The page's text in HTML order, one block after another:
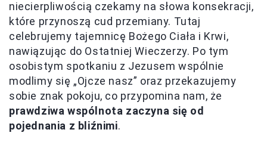
niecierpliwością czekamy na słowa konsekracji,
które przynoszą cud przemiany. Tutaj
celebrujemy tajemnicę Bożego Ciała i Krwi,
nawiązując do Ostatniej Wieczerzy. Po tym
osobistym spotkaniu z Jezusem wspólnie
modlimy się „Ojcze nasz” oraz przekazujemy
sobie znak pokoju, co przypomina nam, że
prawdziwa wspólnota zaczyna się od
pojednania z bliźnimi.